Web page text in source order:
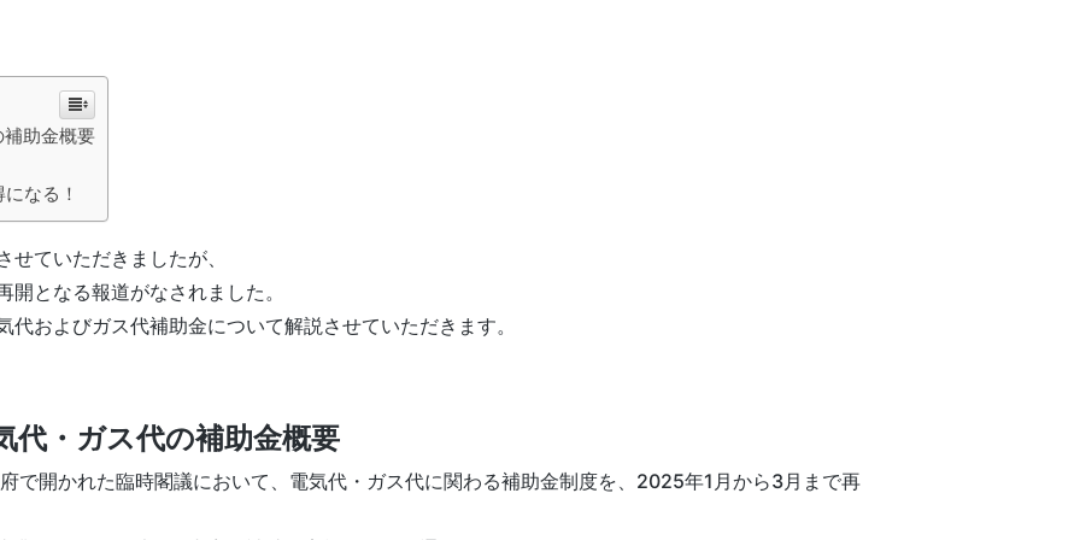
助金概要
なる！
ていただきましたが、
となる報道がなされました。
およびガス代補助金について解説させていただきます。
代・ガス代の補助金概要
で開かれた臨時閣議において、電気代・ガス代に関わる補助金制度を、2025年1月から3月まで再